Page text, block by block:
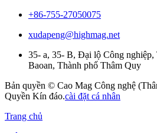
+86-755-27050075
xudapeng@highmag.net
35- a, 35- B, Đại lộ Công nghiệp,
Baoan, Thành phố Thâm Quy
Bản quyền © Cao Mag Công nghệ
Quyền Kín đáo.cài đặt cá nhân
Trang chủ